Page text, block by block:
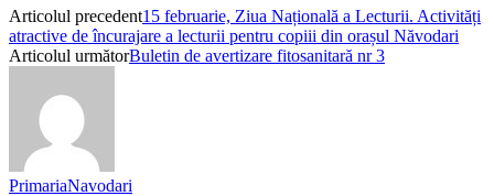
Articolul precedent15 februarie, Ziua Națională a Lecturii. Activități
atractive de încurajare a lecturii pentru copiii din orașul Năvodari
Articolul următorBuletin de avertizare fitosanitară nr 3
PrimariaNavodari